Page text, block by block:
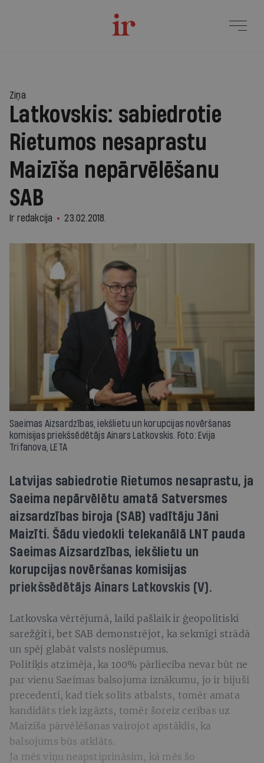
Ziņa
Latkovskis: sabiedrotie
Rietumos nesaprastu
Maizīša nepārvēlēšanu
SAB
Ir redakcija 23.02.2018.
Saeimas Aizsardzības, iekšlietu un korupcijas novēršanas
komisijas priekšsēdētājs Ainars Latkovskis. Foto: Evija
Trifanova, LETA
Latvijas sabiedrotie Rietumos nesaprastu, ja
Saeima nepārvēlētu amatā Satversmes
aizsardzības biroja (SAB) vadītāju Jāni
Maizīti. Šādu viedokli telekanālā LNT pauda
Saeimas Aizsardzības, iekšlietu un
korupcijas novēršanas komisijas
priekšsēdētājs Ainars Latkovskis (V).
Latkovska vērtējumā, laiki pašlaik ir ģeopolitiski
sarežģīti, bet SAB demonstrējot, ka sekmīgi strādā
un spēj glabāt valsts noslēpumus.
Politiķis atzīmēja, ka 100% pārliecība nevar būt ne
par vienu Saeimas balsojuma iznākumu, jo ir bijuši
precedenti, kad tiek solīts atbalsts, tomēr amata
kandidāts tiek izgāzts, tomēr šoreiz cerības uz
Maizīša pārvēlēšanas vairojot apstāklis, ka
balsojums būs atklāts.
Ja mēs viņu neapstiprināsim, kā mēs šo